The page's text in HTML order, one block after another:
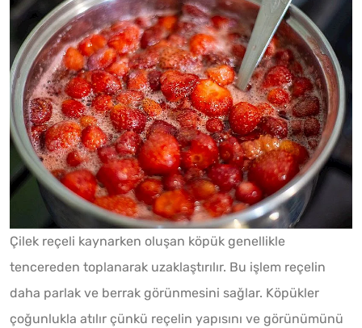
Çilek reçeli kaynarken oluşan köpük genellikle
tencereden toplanarak uzaklaştırılır. Bu işlem reçelin
daha parlak ve berrak görünmesini sağlar. Köpükler
çoğunlukla atılır çünkü reçelin yapısını ve görünümünü